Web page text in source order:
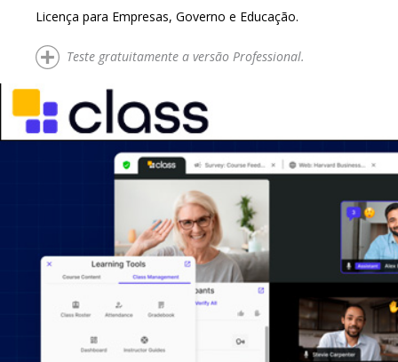
Licença para Empresas, Governo e Educação.
Teste gratuitamente a versão Professional.